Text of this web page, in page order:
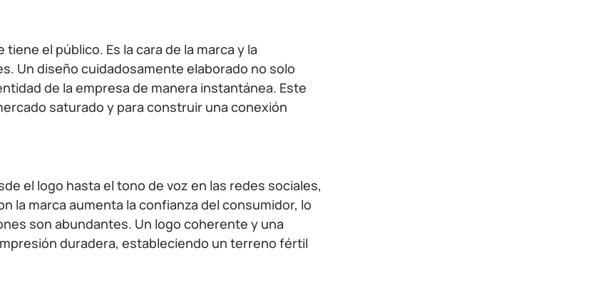
el público. Es la cara de la marca y la
Un diseño cuidadosamente elaborado no solo
de la empresa de manera instantánea. Este
saturado y para construir una conexión
el logo hasta el tono de voz en las redes sociales,
la marca aumenta la confianza del consumidor, lo
son abundantes. Un logo coherente y una
duradera, estableciendo un terreno fértil